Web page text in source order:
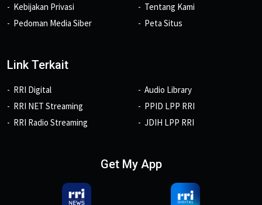
Kebijakan Privasi
Pedoman Media Siber
Tentang Kami
Peta Situs
Link Terkait
RRI Digital
RRI NET Streaming
RRI Radio Streaming
Audio Library
PPID LPP RRI
JDIH LPP RRI
Get My App